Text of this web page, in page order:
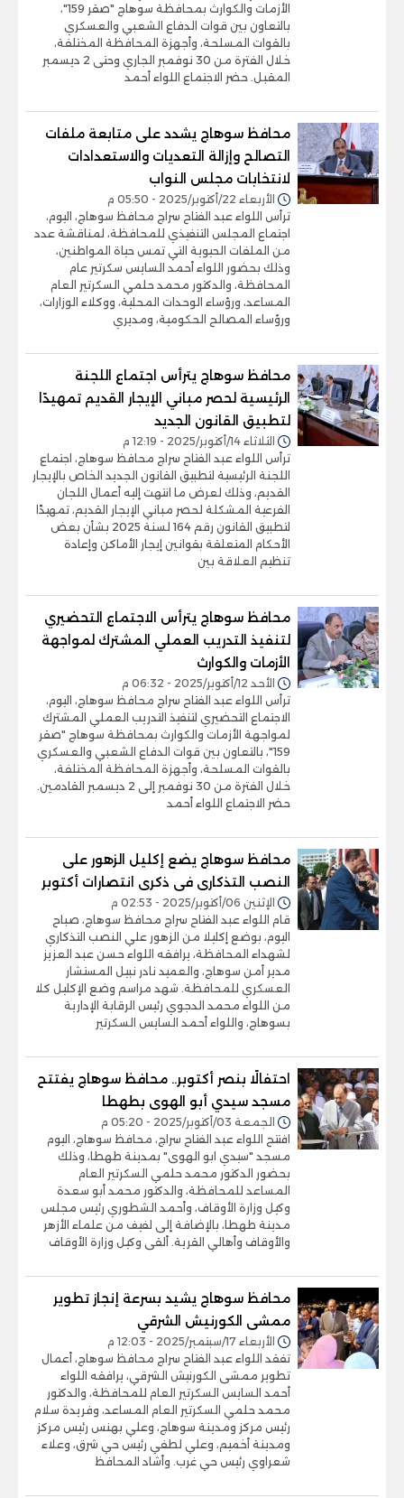
الأزمات والكوارث بمحافظة سوهاج "صقر 159"،
بالتعاون بين قوات الدفاع الشعبي والعسكري
بالقوات المسلحة، وأجهزة المحافظة المختلفة،
خلال الفترة من 30 نوفمبر الجاري وحتى 2 ديسمبر
المقبل. حضر الاجتماع اللواء أحمد
محافظ سوهاج يشدد على متابعة ملفات
التصالح وإزالة التعديات والاستعدادات
لانتخابات مجلس النواب
الأربعاء 22/أكتوبر/2025 - 05:50 م
ترأس اللواء عبد الفتاح سراج محافظ سوهاج، اليوم،
اجتماع المجلس التنفيذي للمحافظة، لمناقشة عدد
من الملفات الحيوية التي تمس حياة المواطنين،
وذلك بحضور اللواء أحمد السايس سكرتير عام
المحافظة، والدكتور محمد حلمي السكرتير العام
المساعد، ورؤساء الوحدات المحلية، ووكلاء الوزارات،
ورؤساء المصالح الحكومية، ومديري
محافظ سوهاج يترأس اجتماع اللجنة
الرئيسية لحصر مباني الإيجار القديم تمهيدًا
لتطبيق القانون الجديد
الثلاثاء 14/أكتوبر/2025 - 12:19 م
ترأس اللواء عبد الفتاح سراج محافظ سوهاج، اجتماع
اللجنة الرئيسية لتطبيق القانون الجديد الخاص بالإيجار
القديم، وذلك لعرض ما انتهت إليه أعمال اللجان
الفرعية المشكلة لحصر مباني الإيجار القديم، تمهيدًا
لتطبيق القانون رقم 164 لسنة 2025 بشأن بعض
الأحكام المتعلقة بقوانين إيجار الأماكن وإعادة
تنظيم العلاقة بين
محافظ سوهاج يترأس الاجتماع التحضيري
لتنفيذ التدريب العملي المشترك لمواجهة
الأزمات والكوارث
الأحد 12/أكتوبر/2025 - 06:32 م
ترأس اللواء عبد الفتاح سراج محافظ سوهاج، اليوم،
الاجتماع التحضيري لتنفيذ التدريب العملي المشترك
لمواجهة الأزمات والكوارث بمحافظة سوهاج "صقر
159"، بالتعاون بين قوات الدفاع الشعبي والعسكري
بالقوات المسلحة، وأجهزة المحافظة المختلفة،
خلال الفترة من 30 نوفمبر إلى 2 ديسمبر القادمين.
حضر الاجتماع اللواء أحمد
محافظ سوهاج يضع إكليل الزهور على
النصب التذكارى فى ذكرى انتصارات أكتوبر
الإثنين 06/أكتوبر/2025 - 02:53 م
قام اللواء عبد الفتاح سراج محافظ سوهاج، صباح
اليوم، بوضع إكليلا من الزهور علي النصب التذكاري
لشهداء المحافظة، يرافقه اللواء حسن عبد العزيز
مدير أمن سوهاج، والعميد نادر نبيل المستشار
العسكري للمحافظة. شهد مراسم وضع الإكليل كلا
من اللواء محمد الدجوي رئيس الرقابة الإدارية
بسوهاج، واللواء أحمد السايس السكرتير
احتفالًا بنصر أكتوبر.. محافظ سوهاج يفتتح
مسجد سيدي أبو الهوى بطهطا
الجمعة 03/أكتوبر/2025 - 05:20 م
افتتح اللواء عبد الفتاح سراج، محافظ سوهاج، اليوم
مسجد "سيدي ابو الهوى" بمدينة طهطا، وذلك
بحضور الدكتور محمد حلمي السكرتير العام
المساعد للمحافظة، والدكتور محمد أبو سعدة
وكيل وزارة الأوقاف، وأحمد الشطوري رئيس مجلس
مدينة طهطا، بالإضافة إلى لفيف من علماء الأزهر
والأوقاف وأهالي القرية. ألقى وكيل وزارة الأوقاف
محافظ سوهاج يشيد بسرعة إنجاز تطوير
ممشى الكورنيش الشرقي
الأربعاء 17/سبتمبر/2025 - 12:03 م
تفقد اللواء عبد الفتاح سراج محافظ سوهاج، أعمال
تطوير ممشى الكورنيش الشرقي، يرافقه اللواء
أحمد السايس السكرتير العام للمحافظة، والدكتور
محمد حلمي السكرتير العام المساعد، وفريدة سلام
رئيس مركز ومدينة سوهاج، وعلي بهنس رئيس مركز
ومدينة أخميم، وعلي لطفي رئيس حي شرق، وعلاء
شعراوي رئيس حي غرب. وأشاد المحافظ